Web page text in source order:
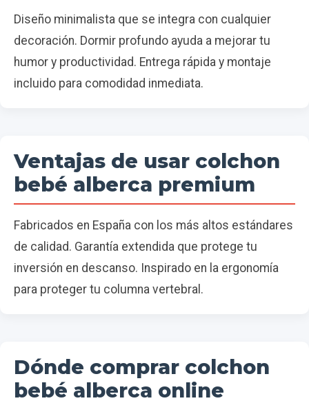
Diseño minimalista que se integra con cualquier
decoración. Dormir profundo ayuda a mejorar tu
humor y productividad. Entrega rápida y montaje
incluido para comodidad inmediata.
Ventajas de usar colchon
bebé alberca premium
Fabricados en España con los más altos estándares
de calidad. Garantía extendida que protege tu
inversión en descanso. Inspirado en la ergonomía
para proteger tu columna vertebral.
Dónde comprar colchon
bebé alberca online